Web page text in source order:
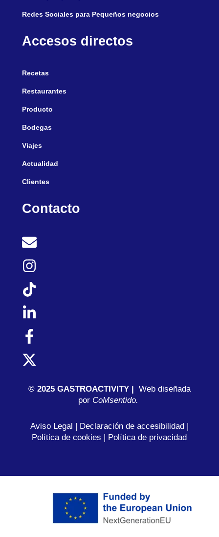
Redes Sociales para Pequeños negocios
Accesos directos
Recetas
Restaurantes
Producto
Bodegas
Viajes
Actualidad
Clientes
Contacto
© 2025 GASTROACTIVITY | Web diseñada
porCoMsentido.
Aviso Legal | Declaración de accesibilidad|
Política de cookies | Política de privacidad